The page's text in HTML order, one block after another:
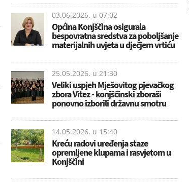
03.06.2026. u 07:02
Općina Konjščina osigurala
bespovratna sredstva za poboljšanje
materijalnih uvjeta u dječjem vrtiću
25.05.2026. u 21:30
Veliki uspjeh Mješovitog pjevačkog
zbora Vitez - konjščinski zboraši
ponovno izborili državnu smotru
14.05.2026. u 15:40
Kreću radovi uređenja staze
opremljene klupama i rasvjetom u
Konjščini